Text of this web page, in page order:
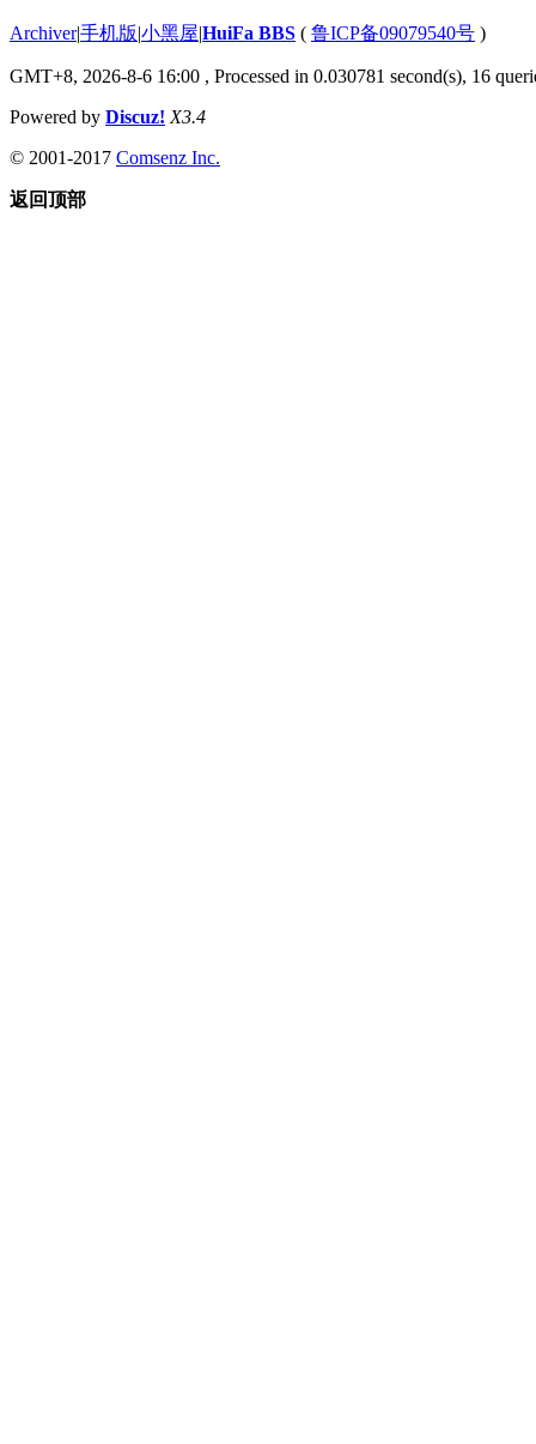
Archiver|手机版|小黑屋|HuiFa BBS ( 鲁ICP备09079540号 )
GMT+8, 2026-8-6 16:00 , Processed in 0.030781 second(s), 16
Powered by Discuz! X3.4
© 2001-2017 Comsenz Inc.
返回顶部